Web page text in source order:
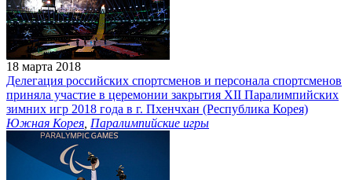
18 марта 2018
Делегация российских спортсменов и персонала спортсменов
приняла участие в церемонии закрытия XII Паралимпийских
зимних игр 2018 года в г. Пхенчхан (Республика Корея)
Южная Корея Паралимпийские игры